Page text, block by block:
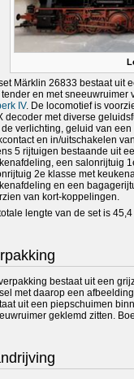
Märklin 26833 bestaat uit
tender en met sneeuwruimer
IV. De locomotief is
decoder met diverse
verlichting, geluid van
en in/uitschakelen
5 rijtuigen bestaande uit
een salonrijtuig
2e klasse met
en een
van kort-koppelingen.
lengte van de set is 45,4
bestaat uit een
met daarop een
uit een piepschuimen
geklemd zitten.